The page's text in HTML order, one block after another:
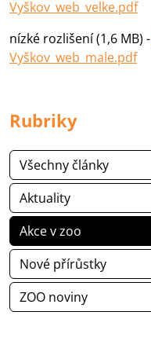
Vyškov_web_velke.pdf
nízké rozlišení (1,6 MB) -
Vyškov_web_male.pdf
Rubriky
Všechny články
Aktuality
Akce v zoo
Nové přírůstky
ZOO noviny